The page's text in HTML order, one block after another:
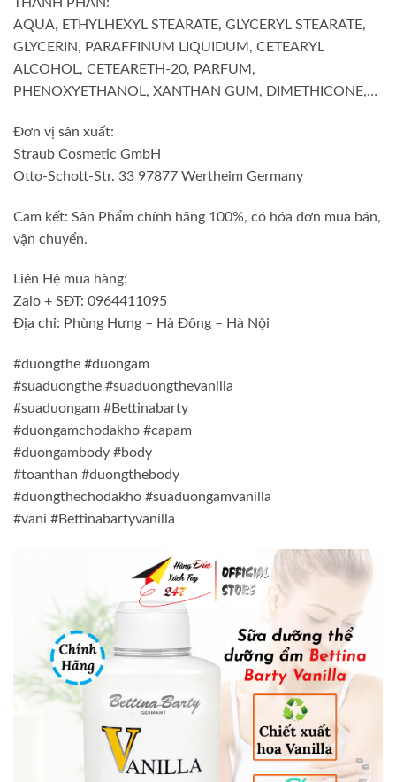
AQUA, ETHYLHEXYL STEARATE, GLYCERYL STEARATE,
GLYCERIN, PARAFFINUM LIQUIDUM, CETEARYL
ALCOHOL, CETEARETH-20, PARFUM,
PHENOXYETHANOL, XANTHAN GUM, DIMETHICONE,…
Đơn vị sản xuất:
Straub Cosmetic GmbH
Otto-Schott-Str. 33 97877 Wertheim Germany
Cam kết: Sản Phẩm chính hãng 100%, có hóa đơn mua bán,
vận chuyển.
Liên Hệ mua hàng:
Zalo + SĐT: 0964411095
Địa chỉ: Phùng Hưng – Hà Đông – Hà Nội
#duongthe #duongam
#suaduongthe #suaduongthevanilla
#suaduongam #Bettinabarty
#duongamchodakho #capam
#duongambody #body
#toanthan #duongthebody
#duongthechodakho #suaduongamvanilla
#vani #Bettinabartyvanilla